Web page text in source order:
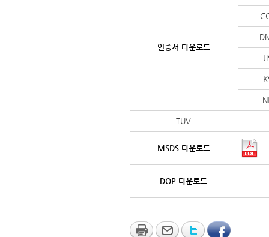
인증서 다운로드
TUV -
MSDS 다운로드
DOP 다운로드 -